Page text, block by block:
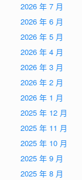
2026 年 7 月
2026 年 6 月
2026 年 5 月
2026 年 4 月
2026 年 3 月
2026 年 2 月
2026 年 1 月
2025 年 12 月
2025 年 11 月
2025 年 10 月
2025 年 9 月
2025 年 8 月